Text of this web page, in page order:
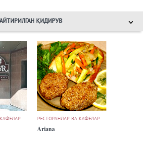
ҚИДИРУВ
РЕСТОРАНЛАР ВА КАФЕЛАР
Ariana